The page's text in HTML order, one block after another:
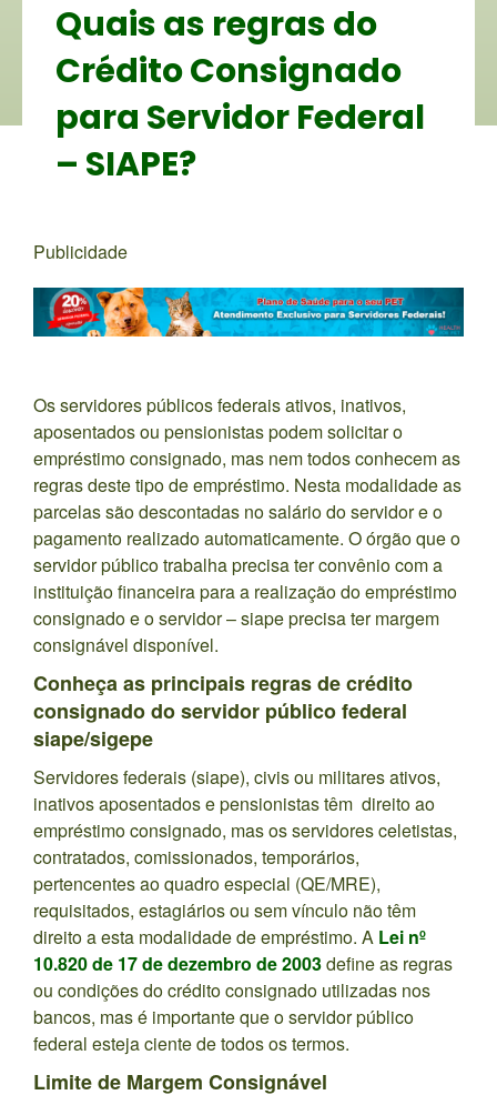
Quais as regras do
Crédito Consignado
para Servidor Federal
– SIAPE?
Publicidade
Os servidores públicos federais ativos, inativos,
aposentados ou pensionistas podem solicitar o
empréstimo consignado, mas nem todos conhecem as
regras deste tipo de empréstimo. Nesta modalidade as
parcelas são descontadas no salário do servidor e o
pagamento realizado automaticamente. O órgão que o
servidor público trabalha precisa ter convênio com a
instituição financeira para a realização do empréstimo
consignado e o servidor – siape precisa ter margem
consignável disponível.
Conheça as principais regras de crédito
consignado do servidor público federal
siape/sigepe
Servidores federais (siape), civis ou militares ativos,
inativos aposentados e pensionistas têm direito ao
empréstimo consignado, mas os servidores celetistas,
contratados, comissionados, temporários,
pertencentes ao quadro especial (QE/MRE),
requisitados, estagiários ou sem vínculo não têm
direito a esta modalidade de empréstimo. A Lei nº
10.820 de 17 de dezembro de 2003define as regras
ou condições do crédito consignado utilizadas nos
bancos, mas é importante que o servidor público
federal esteja ciente de todos os termos.
Limite de Margem Consignável